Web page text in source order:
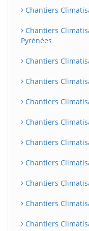
Chantiers
Chantiers
Pyrénées
Chantiers
Chantiers
Chantiers
Chantiers
Chantiers
Chantiers
Chantiers
Chantiers
Chantiers